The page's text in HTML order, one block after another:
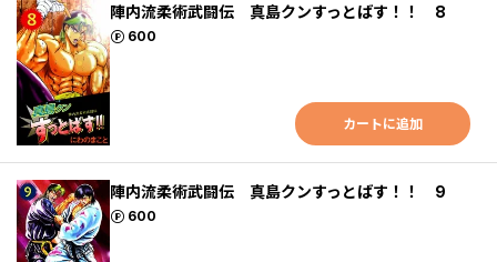
陣内流柔術武闘伝 真島クンすっとばす！！ 8
600
ポイント
カートに追加
陣内流柔術武闘伝 真島クンすっとばす！！ 9
600
ポイント